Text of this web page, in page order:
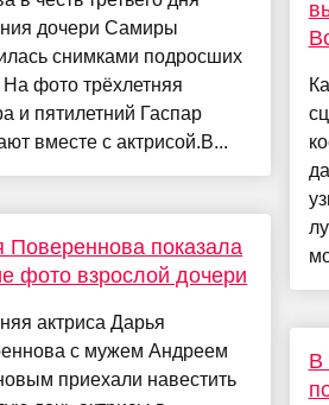
дочери Самиры
снимками подросших
На фото трёхлетняя
и пятилетний Гаспар
вместе с актрисой.В...
Повереннова показала
фото взрослой дочери
актриса Дарья
с мужем Андреем
приехали навестить
В